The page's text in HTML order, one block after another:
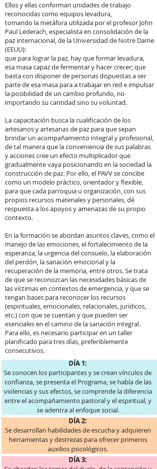
Ellos y ellas conforman unidades de trabajo
reconocidas como equipos levadura,
tomando la metáfora utilizada por el profesor John
Paul Lederach, especialista en consolidación de la
paz internacional, de la Universidad de Notre Dame
(EEUU):
que para lograr la paz, hay que formar levadura,
esa masa capaz de fermentar y hacer crecer; que
basta con disponer de personas dispuestas a ser
parte de esa masa para a trabajar en red e impulsar
la posibilidad de un cambio profundo, no
importando su cantidad sino su voluntad.
La capacitación busca la cualificación de los
artesanos y artesanas de paz para que sepan
brindar un acompañamiento integral y profesional,
de tal manera que la conveniencia de sus palabras
y acciones cree un efecto multiplicador que
gradualmente vaya posicionando en la sociedad la
construcción de paz. Por ello, el PAVV se concibe
como un modelo práctico, orientador y flexible,
para que cada parroquia u organización, con sus
propios recursos materiales y personales, dé
respuesta a los apoyos y amenazas de su propio
contexto.
En la formación se abordan asuntos claves, como el
manejo de las emociones, el fortalecimiento de la
esperanza, la urgencia del consuelo, la elaboración
del perdón, la sanación emocional y la
recuperación de la memoria, entre otros. Se trata
de que se reconozcan las necesidades básicas de
las víctimas en contextos de emergencia, y que se
tengan bases para reconocer los recursos
(espirituales, emocionales, relacionales, jurídicos,
etc.) con que se cuentan y que pueden ser
esenciales en el camino de la sanación integral.
Para ello, es necesario participar en un taller
planificado para tres días, preferiblemente
consecutivos.
DÍA 1:
Se conocen los participantes y se crean vínculos de
confianza, se presenta el Programa, se habla de las
violencias y sus efectos, se comprende la diferencia
entre el acompañamiento pastoral y el espiritual, y
se adentra al enfoque social.
DÍA 2:
Se desarrollan habilidades de escucha y adquieren
herramientas y destrezas para ofrecer primeros
auxilios psicológicos.
DÍA 3: